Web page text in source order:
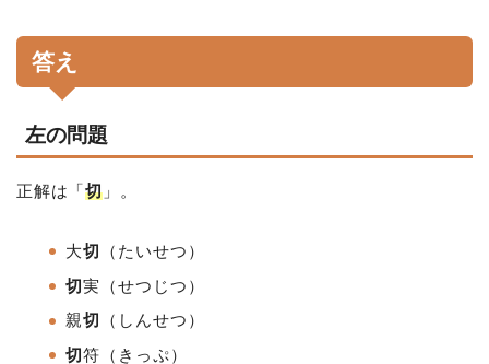
答え
左の問題
正解は「切」。
大切
（たいせつ）
切実（せつじつ）
親切
（しんせつ）
切符（きっぷ）